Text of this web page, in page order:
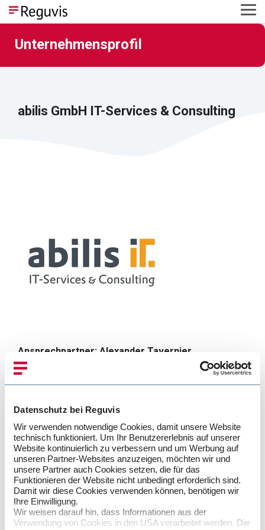
Datenschutz bei Reguvis
Wir verwenden notwendige Cookies, damit unsere Website
technisch funktioniert. Um Ihr Benutzererlebnis auf unserer
Website kontinuierlich zu verbessern und um Werbung auf
unseren Partner-Websites anzuzeigen, möchten wir und
unsere Partner auch Cookies setzen, die für das
Funktionieren der Website nicht unbedingt erforderlich sind.
Damit wir diese Cookies verwenden können, benötigen wir
Ihre Einwilligung.
Wir weisen darauf hin, dass Informationen aus der
Verwendung von Cookies in den USA verarbeitet werden. Die
Skip
the
main
content.
Unternehmensprofil
abilis GmbH IT-Services & Consulting
Ansprechpartner: Alexander Tavernier
Lorenzstraße 8
76297 Stutensee
E-Mail:Alexander.Tavernier@abilis.de
Webseite
Sie beschäftigen sich gerade mit S/4HANA? Das